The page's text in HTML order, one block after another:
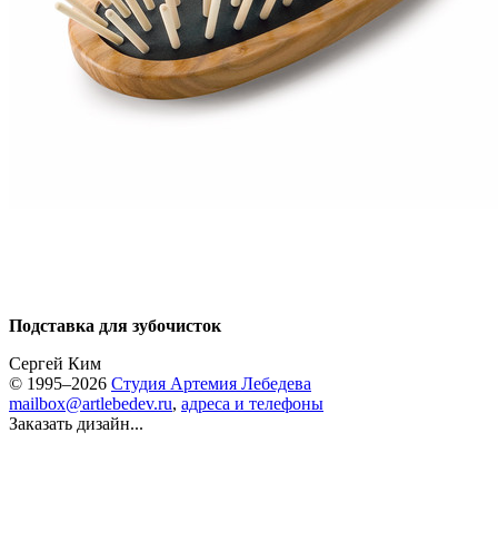
Подставка для зубочисток
Сергей Ким
© 1995–2026 Студия Артемия Лебедева
mailbox@artlebedev.ru, адреса и телефоны
Заказать дизайн...